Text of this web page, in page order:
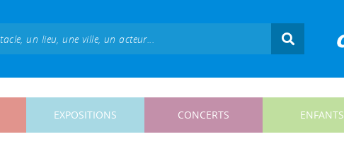
EXPOSITIONS CONCERTS ENFANTS